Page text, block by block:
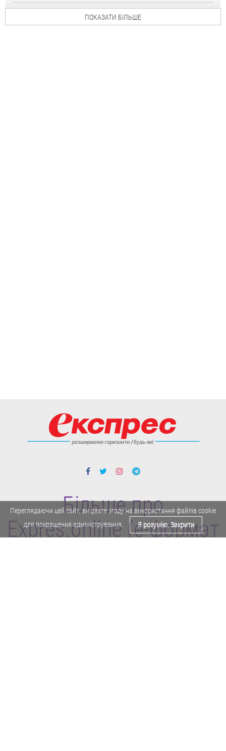
ПОКАЗАТИ БІЛЬШЕ
Більше про
Expres.online (e-формат
Переглядаючи цей сайт, ви даєте згоду на використання файлів cookie
для покращення адміністрування.
Я розумію. Закрити